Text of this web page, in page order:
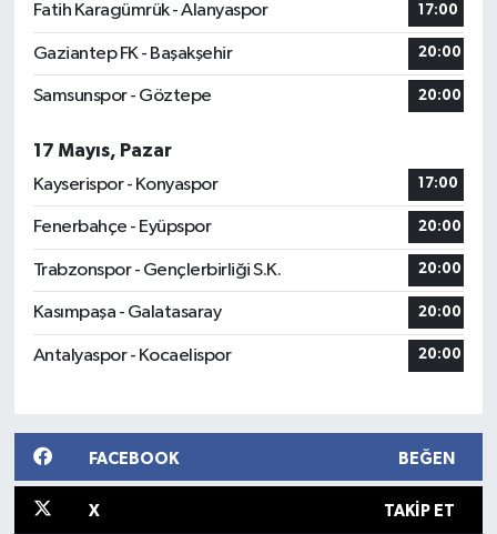
Fatih Karagümrük - Alanyaspor
17:00
Gaziantep FK - Başakşehir 20:00
Samsunspor - Göztepe 20:00
17 Mayıs, Pazar
Kayserispor - Konyaspor
17:00
Fenerbahçe - Eyüpspor 20:00
Trabzonspor - Gençlerbirliği S.K. 20:00
Kasımpaşa - Galatasaray 20:00
Antalyaspor - Kocaelispor 20:00
FACEBOOK BEĞEN
X TAKIP ET